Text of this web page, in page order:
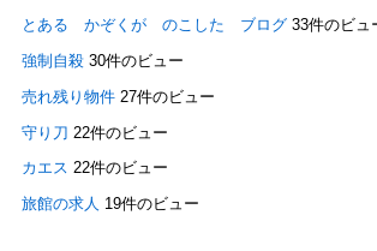
とある かぞくが のこした ブログ 33件のビュ
強制自殺 30件のビュー
売れ残り物件 27件のビュー
守り刀 22件のビュー
カエス 22件のビュー
旅館の求人 19件のビュー